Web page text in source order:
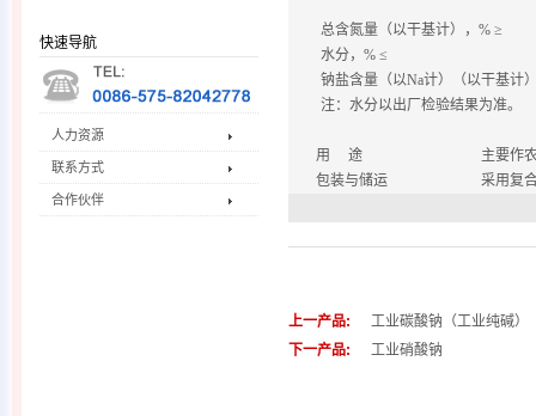
快速导航
人力资源
联系方式
合作伙伴
总含氮量（以干基计）， % ≥
水分， % ≤
钠盐含量（以Na计）（以干基计
注：水分以出厂检验结果为准。
用 途
主要作
包装与储运
采用复
上一产品:
工业碳酸钠（工业纯碱）
下一产品:
工业硝酸钠